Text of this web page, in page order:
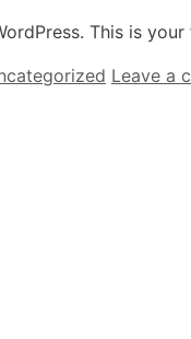
This is
Leave a